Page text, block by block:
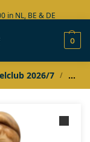
in NL, BE & DE
0
2026/7 /